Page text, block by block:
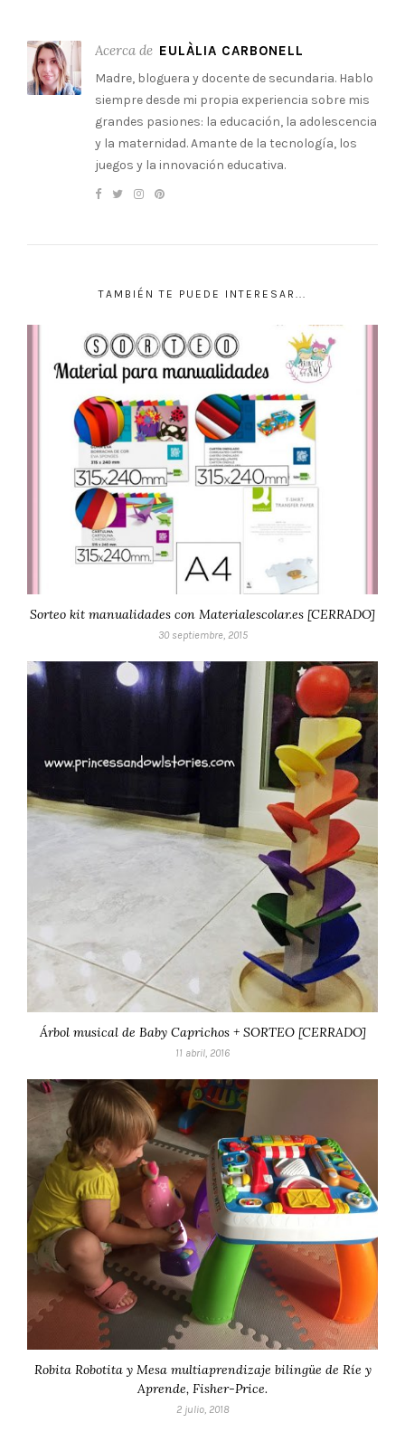
Acerca de EULÀLIA CARBONELL
Madre, bloguera y docente de secundaria. Hablo
siempre desde mi propia experiencia sobre mis
grandes pasiones: la educación, la adolescencia
y la maternidad. Amante de la tecnología, los
juegos y la innovación educativa.
TAMBIÉN TE PUEDE INTERESAR...
Sorteo kit manualidades con Materialescolar.es [CERRADO]
30 septiembre, 2015
Árbol musical de Baby Caprichos + SORTEO [CERRADO]
11 abril, 2016
Robita Robotita y Mesa multiaprendizaje bilingüe de Ríe y
Aprende, Fisher-Price.
2 julio, 2018